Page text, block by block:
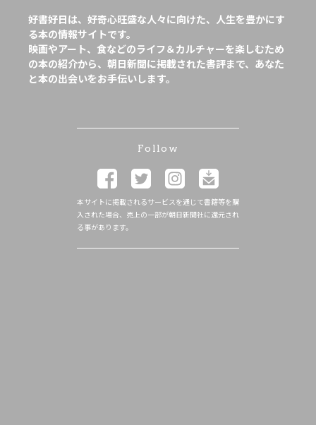
好書好日は、好奇心旺盛な人々に向けた、人生を豊かにす
る本の情報サイトです。
映画やアート、食などのライフ＆カルチャーを楽しむため
の本の紹介から、朝日新聞に掲載された書評まで、あなた
と本の出会いをお手伝いします。
Follow
本サイトに掲載されるサービスを通じて書籍等を購
入された場合、売上の一部が朝日新聞社に還元され
る事があります。